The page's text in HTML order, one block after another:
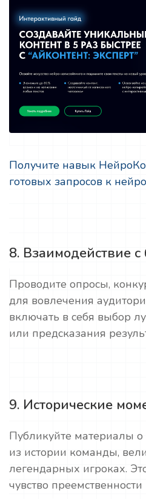
Получите навык
готовых запросов к
8. Взаимодействие
Проводите опросы,
для вовлечения
включать в себя выбор
или предсказания
9. Исторические
Публикуйте материалы
из истории команды,
легендарных игроках.
чувство преемственности